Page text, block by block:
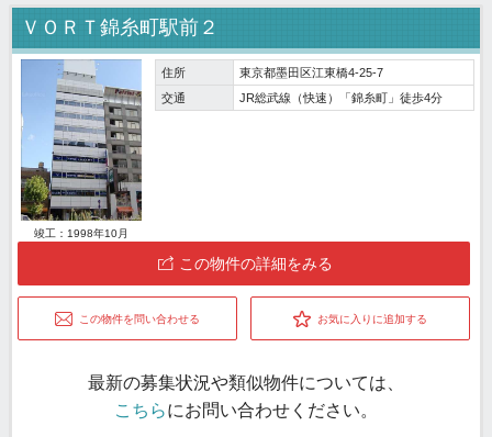
ＶＯＲＴ錦糸町駅前２
竣工：1998年10月
住所
東京都墨田区江東橋4-25-7
交通
JR総武線（快速）「錦糸町」徒歩4分
この物件の詳細をみる
この物件を問い合わせる お気に入りに追加する
最新の募集状況や類似物件については、
こちらにお問い合わせください。